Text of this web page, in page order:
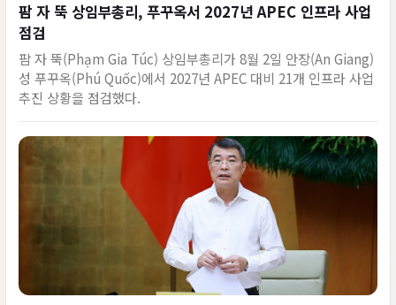
팜 자 뚝 상임부총리, 푸꾸옥서 2027년 APEC 인프라 사업
점검
팜 자 뚝(Phạm Gia Túc) 상임부총리가 8월 2일 안장(An Giang)
성 푸꾸옥(Phú Quốc)에서 2027년 APEC 대비 21개 인프라 사업
추진 상황을 점검했다.